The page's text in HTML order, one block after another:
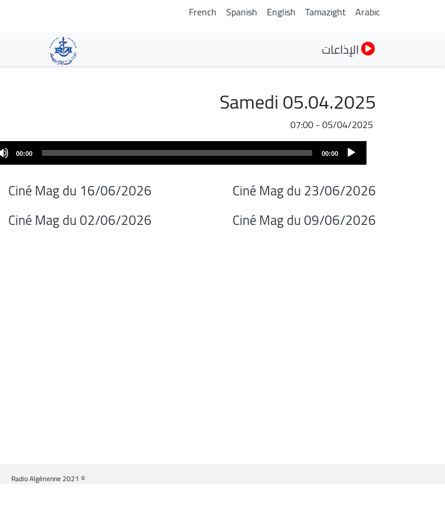
Arabic
Tamazight
English
Spanish
French
الإذاعات
Samedi 05.04.2025
05/04/2025 - 07:00
Audio
Player
00:00
00:00
Ciné Mag du 23/06/2026
Ciné Mag du 16/06/2026
Ciné Mag du 09/06/2026
Ciné Mag du 02/06/2026
© Radio Algérienne 2021